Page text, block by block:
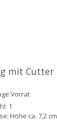
mit Cutter
Vorrat
1
Höhe ca. 7,2 cm